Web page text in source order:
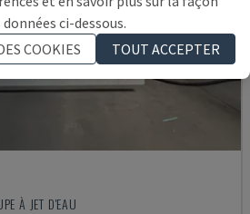
À JET D'EAU
ci-dessous.
COOKIES
TOUT ACCEPTER